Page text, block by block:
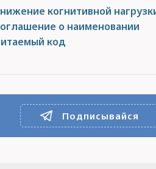
когнитивной
о наименовании
код
Подписывайся